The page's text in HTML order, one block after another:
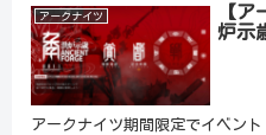
アークナイツ
【
炉示
アークナイツ期間限定でイベン